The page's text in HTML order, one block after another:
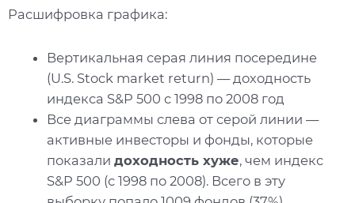
Расшифровка графика:
Вертикальная серая линия посередине
(U.S. Stock market return) — доходность
индекса S&P 500 с 1998 по 2008 год
Все диаграммы слева от серой линии —
активные инвесторы и фонды, которые
показалидоходность хуже, чем индекс
S&P 500 (с 1998 по 2008). Всего в эту